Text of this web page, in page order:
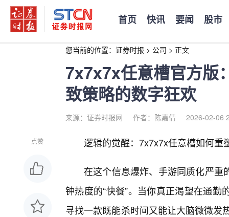
首页 快讯 要闻 股市
您当前的位置： 证券时报 > 公司 > 正文
7x7x7x任意槽官方版
致策略的数字狂欢
来源：证券时报网 作者：陈嘉倩 2026-02-06
点赞 逻辑的觉醒：7x7x7x任意槽如何重
在这个信息爆炸、手游同质化严重
钟热度的“快餐”。当你真正渴望在通
寻找一款既能杀时间又能让大脑微微发